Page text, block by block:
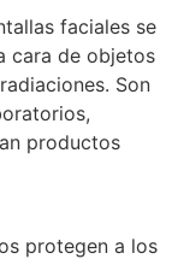
faciales se
cara de objetos
Son
productos
protegen a los